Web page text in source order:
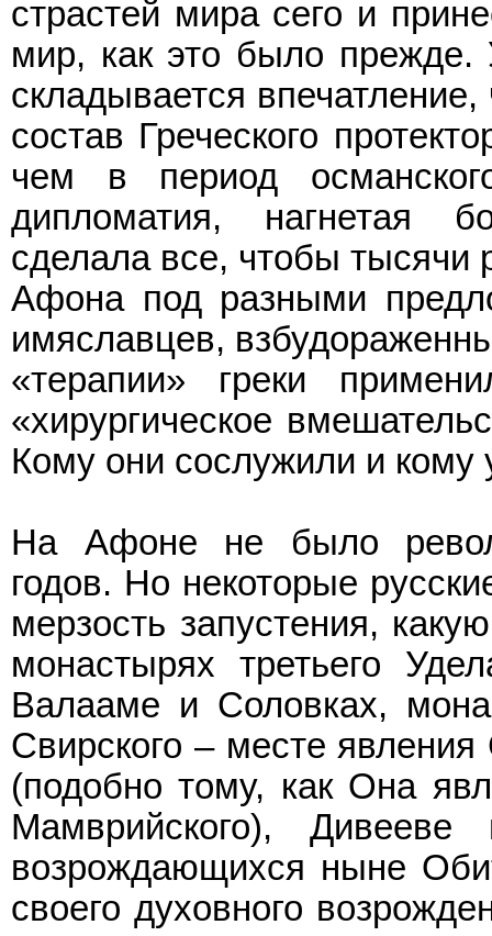
страстей мира сего и
мир, как это было прежде.
складывается
состав Греческого
чем в период
дипломатия, нагнетая
сделала все, чтобы тысячи
Афона под разными
имяславцев,
«терапии» греки
«хирургическое
Кому они сослужили и кому
На Афоне не было
годов. Но некоторые
мерзость запустения,
монастырях третьего
Валааме и Соловках,
Свирского – месте
(подобно тому, как Она
Мамврийского),
возрождающихся ныне
своего духовного